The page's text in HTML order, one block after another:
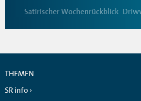
Satirischer Wochenrückblick
THEMEN
SR info